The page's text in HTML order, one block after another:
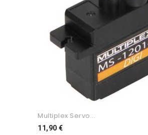
Multiplex Servo...
11,90 €Preço